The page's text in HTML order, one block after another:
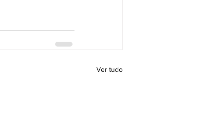
Ver tudo